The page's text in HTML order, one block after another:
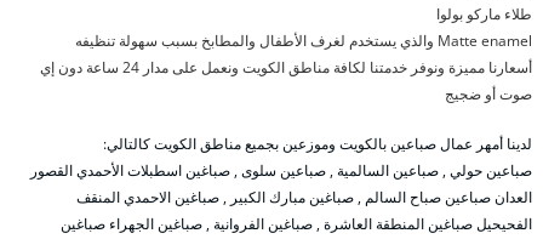
طلاء ماركو بولوا
Matte enamel والذي يستخدم لغرف الأطفال والمطابخ بسبب سهولة تنظيفه
أسعارنا مميزة ونوفر خدمتنا لكافة مناطق الكويت ونعمل على مدار 24 ساعة دون إي
صوت أو ضجيج
لدينا أمهر عمال صباعين بالكويت وموزعين بجميع مناطق الكويت كالتالي:
صباعين حولي , صباعين السالمية , صباعين سلوى , صباغين اسطبلات الأحمدي القصور
العدان صباعين صباح السالم , صباغين مبارك الكبير , صباغين الاحمدي المنقف
الفحيحيل صباغين المنطقة العاشرة , صباغين الفروانية , صباغين الجهراء صباغين